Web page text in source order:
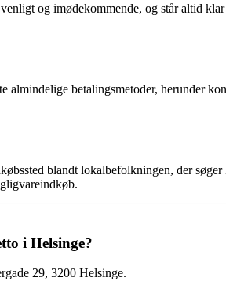
og imødekommende, og står altid
almindelige betalingsmetoder, herunder
blandt lokalbefolkningen, der
i Helsinge?
29, 3200 Helsinge.